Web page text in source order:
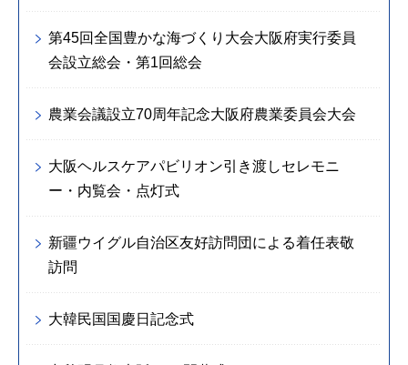
第45回全国豊かな海づくり大会大阪府実行委員
会設立総会・第1回総会
農業会議設立70周年記念大阪府農業委員会大会
大阪ヘルスケアパビリオン引き渡しセレモニ
ー・内覧会・点灯式
新疆ウイグル自治区友好訪問団による着任表敬
訪問
大韓民国国慶日記念式